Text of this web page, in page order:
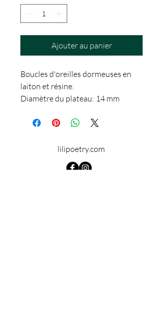
Ajouter au panier
Boucles d'oreilles dormeuses en
laiton et résine.
Diamètre du plateau: 14 mm
lilipoetry.com